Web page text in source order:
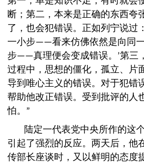
断；第二，本来是正确的东西夸
了，也会犯错误。正如列宁说过：
一小步——看来仿佛依然是向同
步——真理便会变成错误。 ’第三
过程中，思想的僵化，孤立、片
导到唯心主义的错误。对于犯错
帮助他改正错误。受到批评的人
怕。
”
陆定一代表党中央所作的这
引起了强烈的反应。两天后，他
传部长座谈时，又以鲜明的态度